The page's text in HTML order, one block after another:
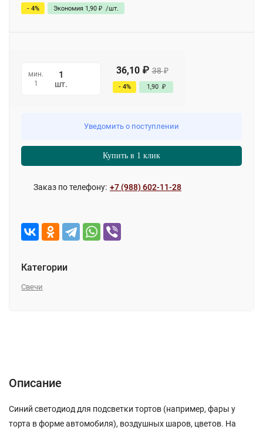
- 4% Экономия 1,90 ₽ /шт.
мин.
1
шт.
36,10 ₽ 38 ₽
- 4% 1,90 ₽
Уведомить о поступлении
Купить в 1 клик
Заказ по телефону: +7 (988) 602-11-28
Категории
Свечи
Описание
Синий светодиод для подсветки тортов (например, фары у
торта в форме автомобиля), воздушных шаров, цветов. На